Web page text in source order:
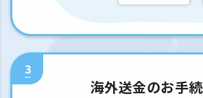
3
海外送金のお手